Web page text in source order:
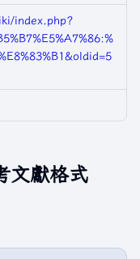
index.php?
文獻格式